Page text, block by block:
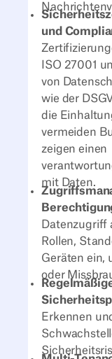
und
ISO 27001
von
wie der
die
vermeiden
zeigen einen
mit Daten.
Datenzugriff
Rollen,
Geräten ein,
oder
Erkennen